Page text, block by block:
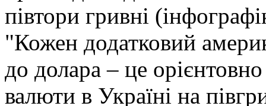
півтори гривні
"Кожен додатковий
до долара – це
валюти в Україні на